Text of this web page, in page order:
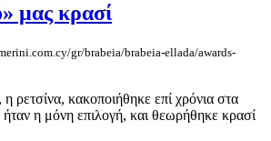
μας κρασί
gr/brabeia/brabeia-ellada/awards-
ρετσίνα, κακοποιήθηκε επί χρόνια στα
η μόνη επιλογή, και θεωρήθηκε κρασί